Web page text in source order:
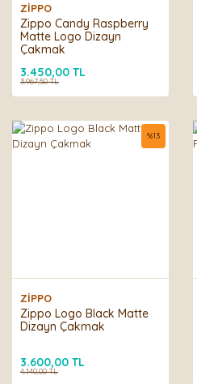
ZİPPO
Zippo Candy Raspberry
Matte Logo Dizayn
Çakmak
3.450,00 TL
3.967,50 TL
ZİPPO
Zippo Logo Black Matte
Dizayn Çakmak
%13
3.600,00 TL
4.140,00 TL